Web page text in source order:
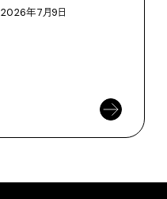
2026年7月9日